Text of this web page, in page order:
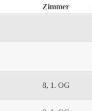
Zimmer
8, 1. OG